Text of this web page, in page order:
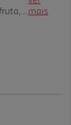
seja
mais